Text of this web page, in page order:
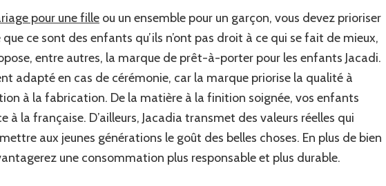
pour une fille ou un ensemble pour un garçon, vous devez prioriser
que ce sont des enfants qu’ils n’ont pas droit à ce qui se fait de mieux,
entre autres, la marque de prêt-à-porter pour les enfants Jacadi.
adapté en cas de cérémonie, car la marque priorise la qualité à
à la fabrication. De la matière à la finition soignée, vos enfants
à la française. D’ailleurs, Jacadia transmet des valeurs réelles qui
aux jeunes générations le goût des belles choses. En plus de bien
une consommation plus responsable et plus durable.